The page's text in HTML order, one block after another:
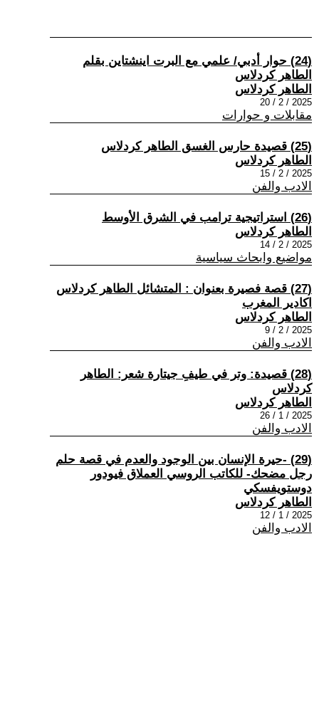
(24) حوار أدبي/ علمي مع البرت اينشتاين بقلم
الطاهر كردلاس
الطاهر كردلاس
2025 / 2 / 20
مقابلات و حوارات
(25) قصيدة حارس الغسق الطاهر كردلاس
الطاهر كردلاس
2025 / 2 / 15
الادب والفن
(26) استراتيجية ترامب في الشرق الأوسط
الطاهر كردلاس
2025 / 2 / 14
مواضيع وابحاث سياسية
(27) قصة فصيرة بعنوان : المتشائل الطاهر كردلاس
اكادير المغرب
الطاهر كردلاس
2025 / 2 / 9
الادب والفن
(28) قصيدة: وتر في طيفِ جيتارة شعر: الطاهر
كردلاس
الطاهر كردلاس
2025 / 1 / 26
الادب والفن
(29) -حيرة الإنسان بين الوجود والعدم في قصة حلم
رجل مضحك- للكاتب الروسي العملاق فيودور
دوستويفسكي
الطاهر كردلاس
2025 / 1 / 12
الادب والفن